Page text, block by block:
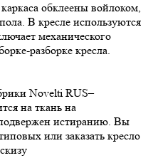
обклеены войлоком,
В кресле используются
механического
разборке кресла.
Novelti RUS–
на ткань на
истиранию. Вы
или заказать кресло